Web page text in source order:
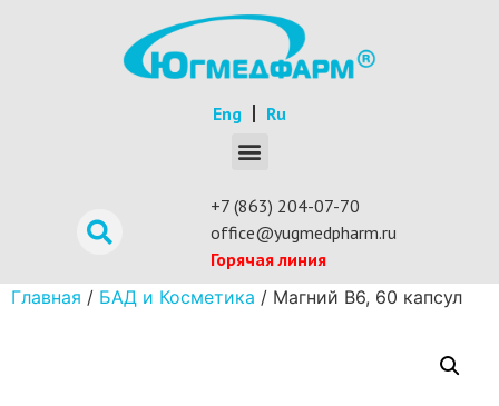
Eng Ru
+7 (863) 204-07-70
office@yugmedpharm.ru
Горячая линия
Главная / БАД и Косметика / Магний В6, 60 капсул